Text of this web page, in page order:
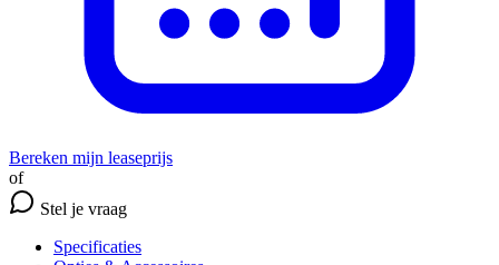
Bereken mijn leaseprijs
of
Stel je vraag
Specificaties